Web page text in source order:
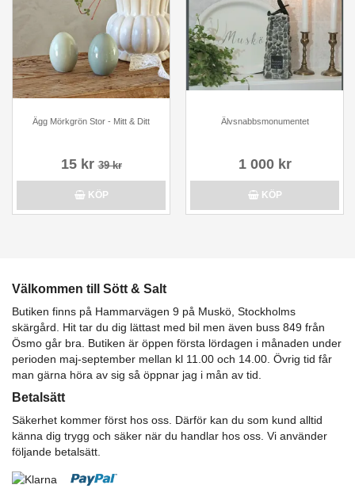
Ägg Mörkgrön Stor - Mitt & Ditt
15 kr39 kr
KÖP
Älvsnabbsmonumentet
1 000 kr
KÖP
Välkommen till Sött & Salt
Butiken finns på Hammarvägen 9 på Muskö, Stockholms
skärgård. Hit tar du dig lättast med bil men även buss 849 från
Ösmo går bra. Butiken är öppen första lördagen i månaden under
perioden maj-september mellan kl 11.00 och 14.00. Övrig tid får
man gärna höra av sig så öppnar jag i mån av tid.
Betalsätt
Säkerhet kommer först hos oss. Därför kan du som kund alltid
känna dig trygg och säker när du handlar hos oss. Vi använder
följande betalsätt.